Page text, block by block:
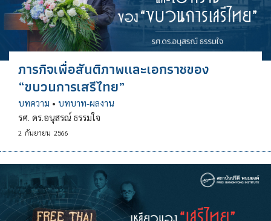
ภารกิจเพื่อสันติภาพและเอกราชของ
“ขบวนการเสรีไทย”
บทความ • บทบาท-ผลงาน
รศ. ดร.อนุสรณ์ ธรรมใจ
2 กันยายน 2566